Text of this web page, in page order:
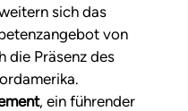
sich das
von
die Präsenz des
, ein führender